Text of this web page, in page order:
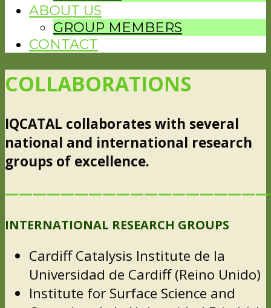
ABOUT US
GROUP MEMBERS
CONTACT
COLLABORATIONS
IQCATAL collaborates with several
national and international research
groups of excellence.
INTERNATIONAL RESEARCH GROUPS
Cardiff Catalysis Institute de la
Universidad de Cardiff (Reino Unido)
Institute for Surface Science and